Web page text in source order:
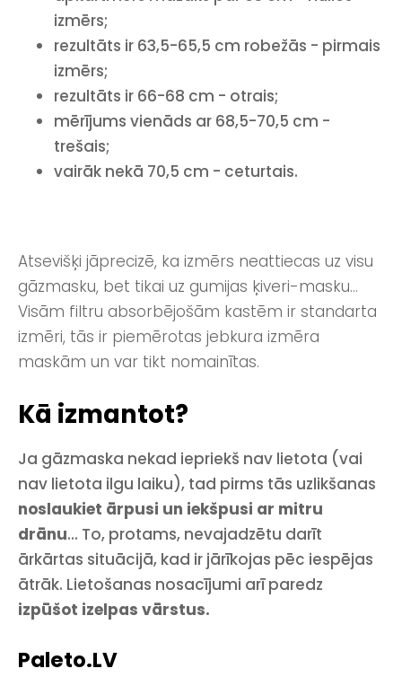
Paleto.LV
izmērs;
rezultāts ir 63,5-65,5 cm robežās - pirmais
izmērs;
rezultāts ir 66-68 cm - otrais;
mērījums vienāds ar 68,5-70,5 cm -
trešais;
vairāk nekā 70,5 cm - ceturtais.
Atsevišķi jāprecizē, ka izmērs neattiecas uz visu
gāzmasku, bet tikai uz gumijas ķiveri-masku...
Visām filtru absorbējošām kastēm ir standarta
izmēri, tās ir piemērotas jebkura izmēra
maskām un var tikt nomainītas.
Kā izmantot?
Ja gāzmaska nekad iepriekš nav lietota (vai
nav lietota ilgu laiku), tad pirms tās uzlikšanas
noslaukiet ārpusi un iekšpusi ar mitru
drānu... To, protams, nevajadzētu darīt
ārkārtas situācijā, kad ir jārīkojas pēc iespējas
ātrāk. Lietošanas nosacījumi arī paredz
izpūšot izelpas vārstus.